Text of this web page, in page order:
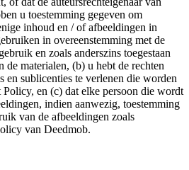
u toestemming gegeven om
inhoud en / of afbeeldingen in
in overeenstemming met de
en zoals anderszins toegestaan
de materialen, (b) u hebt de rechten
en sublicenties te verlenen die worden
Policy, en (c) dat elke persoon die wordt
indien aanwezig, toestemming
van de afbeeldingen zoals
van Deedmob.